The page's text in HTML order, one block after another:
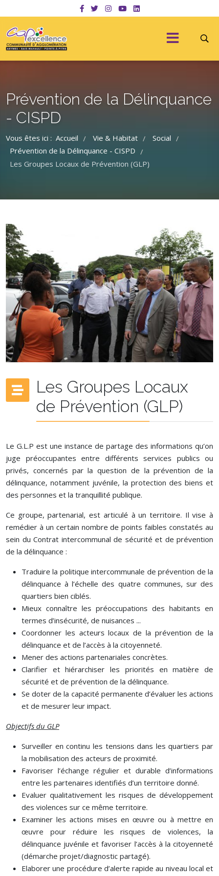
Prévention de la Délinquance
- CISPD
Vous êtes ici : Accueil / Vie & Habitat / Social /
Prévention de la Délinquance - CISPD /
Les Groupes Locaux de Prévention (GLP)
Les Groupes Locaux
de Prévention (GLP)
Le G.L.P est une instance de partage des informations qu’on
juge préoccupantes entre différents services publics ou
privés, concernés par la question de la prévention de la
délinquance, notamment juvénile, la protection des biens et
des personnes et la tranquillité publique.
Ce groupe, partenarial, est articulé à un territoire. Il vise à
remédier à un certain nombre de points faibles constatés au
sein du Contrat intercommunal de sécurité et de prévention
de la délinquance :
Traduire la politique intercommunale de prévention de la
délinquance à l’échelle des quatre communes, sur des
quartiers bien ciblés.
Mieux connaître les préoccupations des habitants en
termes d’insécurité, de nuisances ...
Coordonner les acteurs locaux de la prévention de la
délinquance et de l’accès à la citoyenneté.
Mener des actions partenariales concrètes.
Clarifier et hiérarchiser les priorités en matière de
sécurité et de prévention de la délinquance.
Se doter de la capacité permanente d’évaluer les actions
et de mesurer leur impact.
Objectifs du GLP
Surveiller en continu les tensions dans les quartiers par
la mobilisation des acteurs de proximité.
Favoriser l’échange régulier et durable d’informations
entre les partenaires identifiés d’un territoire donné.
Evaluer qualitativement les risques de développement
des violences sur ce même territoire.
Examiner les actions mises en œuvre ou à mettre en
œuvre pour réduire les risques de violences, la
délinquance juvénile et favoriser l’accès à la citoyenneté
(démarche projet/diagnostic partagé).
Elaborer une procédure d’alerte rapide au niveau local et